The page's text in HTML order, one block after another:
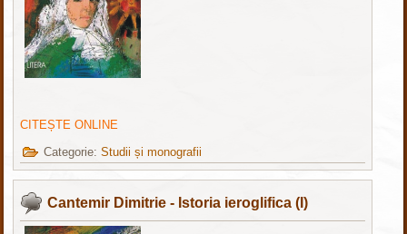
CITEȘTE ONLINE
Categorie:Studii și monografii
Cantemir Dimitrie - Istoria ieroglifica (I)